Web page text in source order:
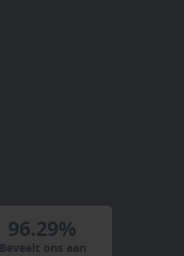
96.29%
Beveelt ons aan